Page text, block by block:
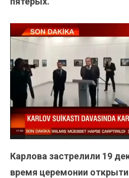
Карлова застрелили 19
время церемонии